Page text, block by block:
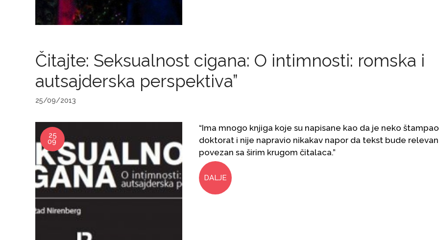
Čitajte: Seksualnost cigana: O intimnosti: romska i
autsajderska perspektiva”
25/09/2013
25
09
“Ima mnogo knjiga koje su napisane kao da je neko štampao
doktorat i nije napravio nikakav napor da tekst bude
povezan sa širim krugom čitalaca.”
DALJE